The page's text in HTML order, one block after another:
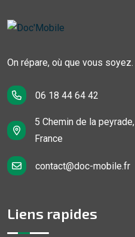
On répare, où que vous soyez.
06 18 44 64 42
5 Chemin de la
France
contact@doc-mobile.fr
Liens rapides